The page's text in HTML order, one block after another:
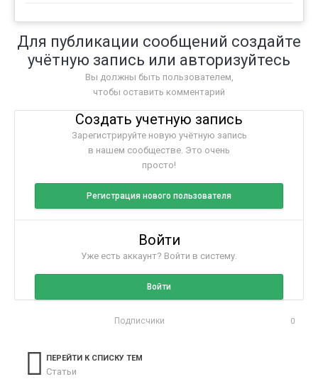
Для публикации сообщений создайте
учётную запись или авторизуйтесь
Вы должны быть пользователем,
чтобы оставить комментарий
Создать учетную запись
Зарегистрируйте новую учётную запись
в нашем сообществе. Это очень
просто!
Регистрация нового пользователя
Войти
Уже есть аккаунт? Войти в систему.
Войти
Подписчики 0
ПЕРЕЙТИ К СПИСКУ ТЕМ
Статьи